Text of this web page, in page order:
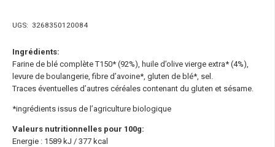
UGS: 3268350120084
Ingrédients:
Farine de blé complète T150* (92%), huile d’olive vierge extra* (4%),
levure de boulangerie, fibre d’avoine*, gluten de blé*, sel.
Traces éventuelles d’autres céréales contenant du gluten et sésame.
*ingrédients issus de l’agriculture biologique
Valeurs nutritionnelles pour 100g:
Energie : 1589 kJ / 377 kcal